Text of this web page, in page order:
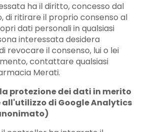
ha il diritto, concesso dal
di ritirare il proprio consenso al
dati personali in qualsiasi
interessata desidera
revocare il consenso, lui o lei
contattare qualsiasi
Merati.
protezione dei dati in merito
di Google Analytics